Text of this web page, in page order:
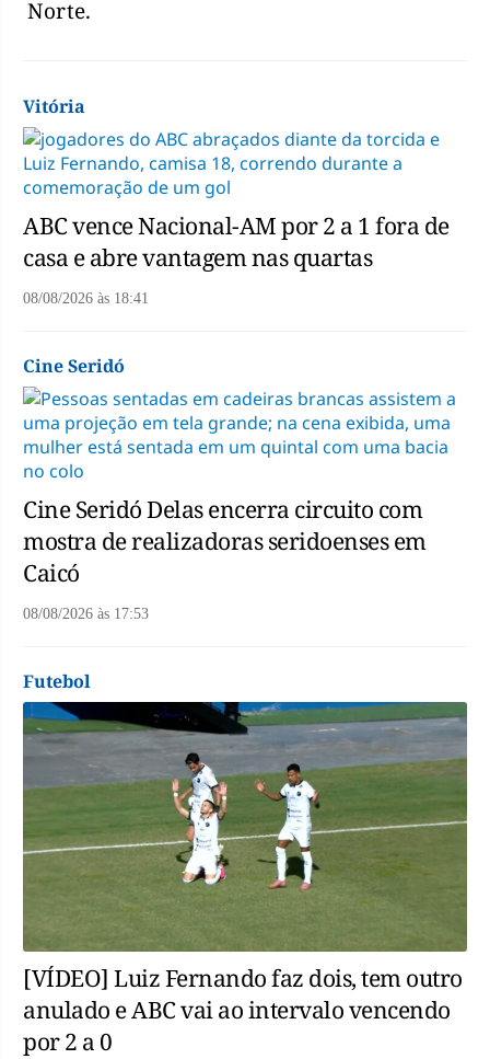
Norte.
Vitória
ABC vence Nacional-AM por 2 a 1 fora de
casa e abre vantagem nas quartas
08/08/2026 às 18:41
Cine Seridó
Cine Seridó Delas encerra circuito com
mostra de realizadoras seridoenses em
Caicó
08/08/2026 às 17:53
Futebol
[VÍDEO] Luiz Fernando faz dois, tem outro
anulado e ABC vai ao intervalo vencendo
por 2 a 0